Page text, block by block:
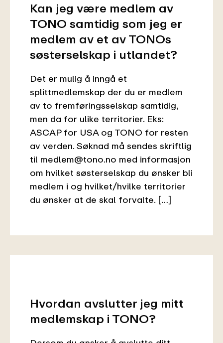
Kan jeg være medlem av
TONO samtidig som jeg er
medlem av et av TONOs
søsterselskap i utlandet?
Det er mulig å inngå et
splittmedlemskap der du er medlem
av to fremføringsselskap samtidig,
men da for ulike territorier. Eks:
ASCAP for USA og TONO for resten
av verden. Søknad må sendes skriftlig
til medlem@tono.no med informasjon
om hvilket søsterselskap du ønsker bli
medlem i og hvilket/hvilke territorier
du ønsker at de skal forvalte. […]
Hvordan avslutter jeg mitt
medlemskap i TONO?